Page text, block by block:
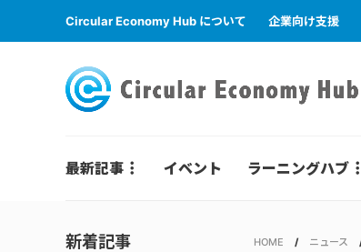
Circular Economy Hub について 企業向け支援
最新記事 イベント ラーニングハブ
新着記事 HOME ニュース